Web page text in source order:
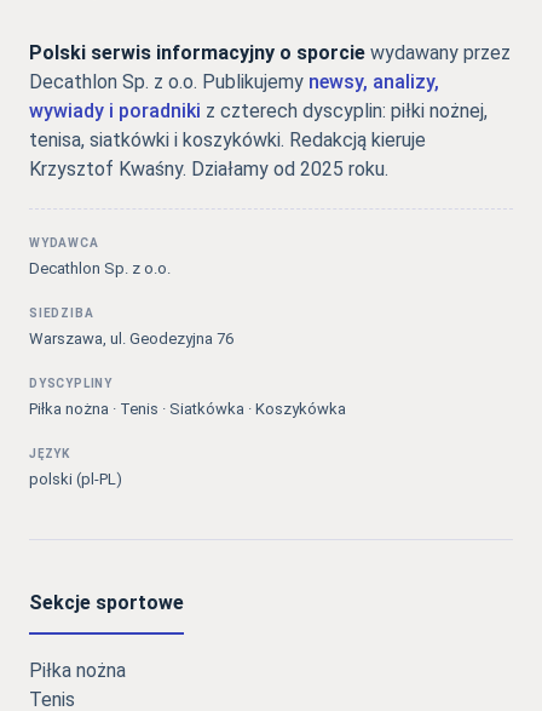
Polski serwis informacyjny o sporcie wydawany przez
Decathlon Sp. z o.o. Publikujemy newsy, analizy,
wywiady i poradniki z czterech dyscyplin: piłki nożnej,
tenisa, siatkówki i koszykówki. Redakcją kieruje
Krzysztof Kwaśny. Działamy od 2025 roku.
WYDAWCA
Decathlon Sp. z o.o.
SIEDZIBA
Warszawa, ul. Geodezyjna 76
DYSCYPLINY
Piłka nożna · Tenis · Siatkówka · Koszykówka
JĘZYK
polski (pl-PL)
Sekcje sportowe
Piłka nożna
Tenis